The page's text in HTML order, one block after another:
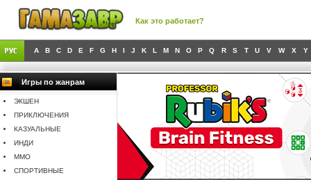
Как это работает?
A B C D E F G H I J K L M N O P Q R S T U V W X Y
Игры по жанрам
ЭКШЕН
ПРИКЛЮЧЕНИЯ
КАЗУАЛЬНЫЕ
ИНДИ
MMO
СПОРТИВНЫЕ